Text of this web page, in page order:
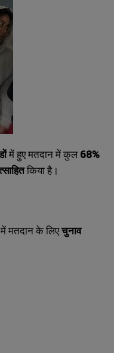
में हुए मतदान में कुल68%
किया है।
मतदान के लिएचुनाव